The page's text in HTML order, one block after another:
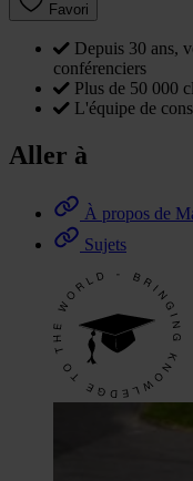
Favori
Depuis 30 ans,
conférenciers
Plus de 50 000
L'équipe de
Aller à
À propos de
Sujets